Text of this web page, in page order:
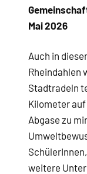
Mai 2026
Auch in
Rheindahlen
Stadtradeln
Kilometer
Abgase zu
weitere